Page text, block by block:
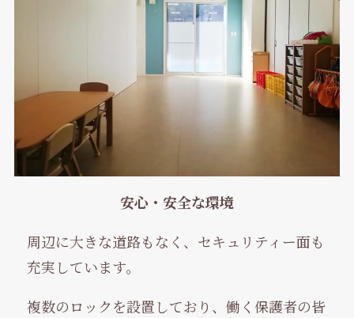
安心・安全な環境
周辺に大きな道路もなく、セキュリティー面も
充実しています。
複数のロックを設置しており、働く保護者の皆